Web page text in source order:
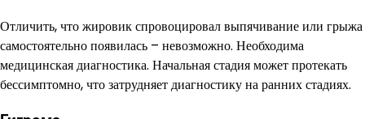
Отличить, что жировик спровоцировал выпячивание или грыжа
самостоятельно появилась – невозможно. Необходима
медицинская диагностика. Начальная стадия может протекать
бессимптомно, что затрудняет диагностику на ранних стадиях.